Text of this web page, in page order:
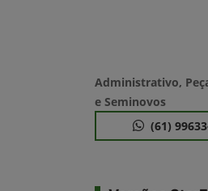
Administrativo,
e Seminovos
(61)